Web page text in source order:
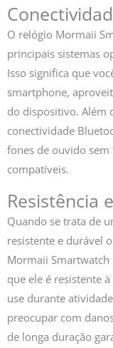
O relógio Mormaii
principais sistemas
Isso significa que
smartphone,
do dispositivo. Além
conectividade
fones de ouvido
compatíveis.
Resistência
Quando se trata de
resistente e durável
Mormaii Smartwatch
que ele é resistente
use durante
preocupar com
de longa duração